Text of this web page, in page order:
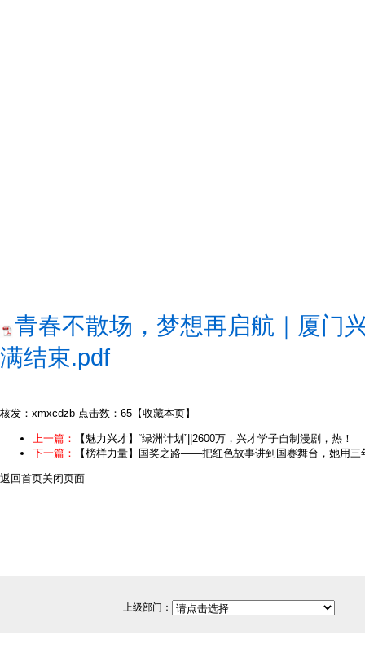
青春不散场，梦想再启航｜厦门
满结束.pdf
核发：xmxcdzb 点击数：65 【收藏本页】
上一篇：
【魅力兴才】“绿洲计划”||2600万，兴才学子自制漫剧，热！
下一篇：
【榜样力量】国奖之路——把红色故事讲到国赛舞台，她用三
返回首页关闭页面
上级部门：